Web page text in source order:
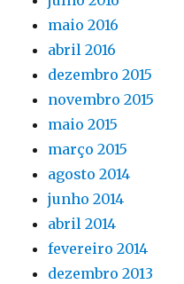
maio 2016
abril 2016
dezembro 2015
novembro 2015
maio 2015
março 2015
agosto 2014
junho 2014
abril 2014
fevereiro 2014
dezembro 2013